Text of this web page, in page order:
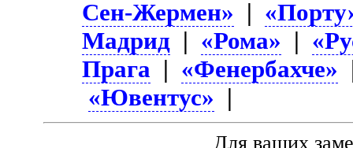
Сен-Жермен» |
Мадрид | «Рома» |
Прага | «Фенербахче»
«Ювентус» |
Для ваших